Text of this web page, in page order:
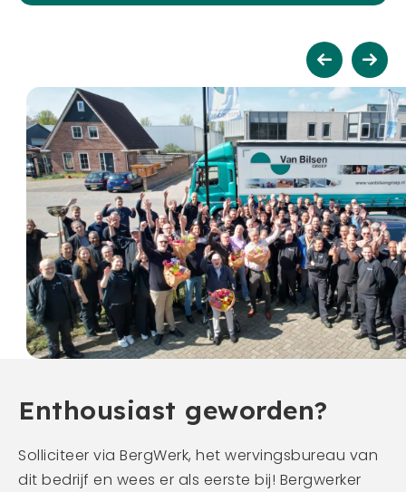
Enthousiast geworden?
Solliciteer via BergWerk, het wervingsbureau van
dit bedrijf en wees er als eerste bij! Bergwerker